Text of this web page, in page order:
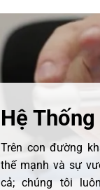
Hệ
Trên con đường
thế mạnh và sự
cả; chúng tôi